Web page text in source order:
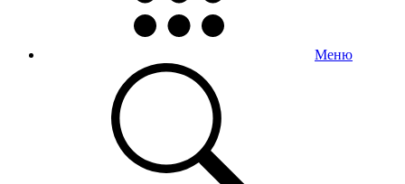
Меню